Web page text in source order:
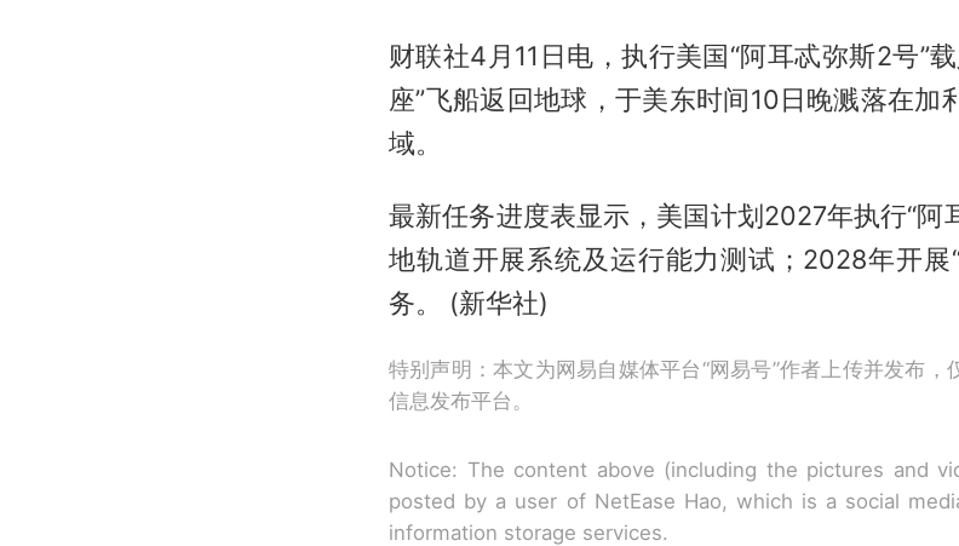
财联社4月11日电，执行美国“阿耳忒弥斯2号”
座”飞船返回地球，于美东时间10日晚溅落在加
域。
最新任务进度表显示，美国计划2027年执行“阿
地轨道开展系统及运行能力测试；2028年开展
务。 (新华社)
特别声明：本文为网易自媒体平台“网易号”作者上传并发布
信息发布平台。
Notice: The content above (including the pictures and
posted by a user of NetEase Hao, which is a social
information storage services.